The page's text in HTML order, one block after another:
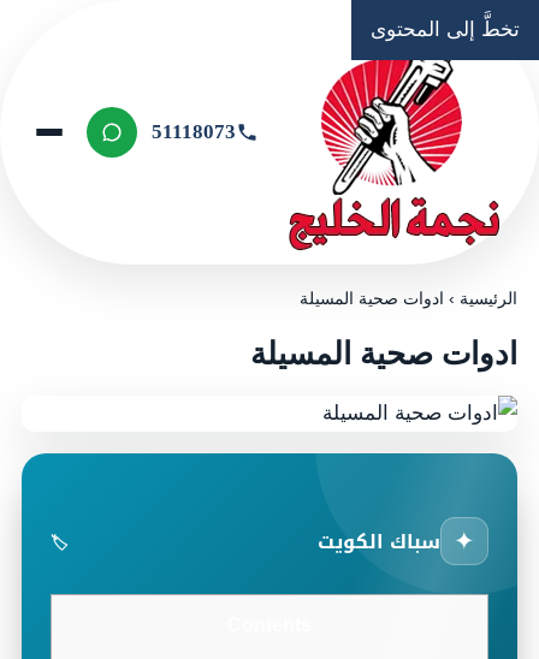
تخطَّ إلى المحتوى
51118073
الرئيسية ›ادوات صحية المسيلة
ادوات صحية المسيلة
✦ سباك الكويت 🏷️